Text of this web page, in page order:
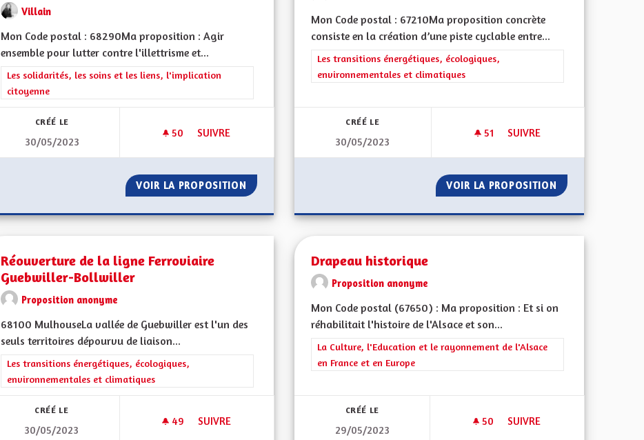
Villain
Mon Code postal : 68290Ma proposition : Agir
ensemble pour lutter contre l'illettrisme et...
Filtrer les résultats de la catégorie : Les solidarités, les soins et les liens, l'implication citoyenne
Les solidarités, les soins et les liens, l'implication
citoyenne
CRÉÉ LE
30/05/2023
50 50 ABONNÉS
SUIVRE
AGIR ENSEMBLE POUR LUTTER CONTRE L'ILLETTRISME ET L'ILLECTRONISME
VOIR LA PROPOSITION AGIR ENSEMBLE POUR LUTTER CONTRE L'ILLETTRISME ET L'ILLECTRONISME
Mon Code postal : 67210Ma proposition concrète
consiste en la création d’une piste cyclable entre...
Filtrer les résultats de la catégorie : Les transitions énergétiques,
Les transitions énergétiques, écologiques,
environnementales et climatiques
CRÉÉ LE
30/05/2023
51 51 ABONNÉS
SUIVRE
VOIR LA PROPOSITION CRÉATION
Réouverture de la ligne Ferroviaire
Guebwiller-Bollwiller
Proposition anonyme
68100 MulhouseLa vallée de Guebwiller est l'un des
seuls territoires dépourvu de liaison...
Filtrer les résultats de la catégorie : Les transitions énergétiques, écologiques, environnementales et climatiques
Les transitions énergétiques, écologiques,
environnementales et climatiques
CRÉÉ LE
30/05/2023
49 49 ABONNÉS
SUIVRE
RÉOUVERTURE DE LA LIGNE FERROVIAIRE GUEBWILLER-BOLLWILLER
Drapeau historique
Proposition anonyme
Mon Code postal (67650) : Ma proposition : Et si on
réhabilitait l'histoire de l'Alsace et son...
Filtrer les résultats de la catégorie : La Culture, l'Education et le
La Culture, l'Education et le rayonnement de l'Alsace
en France et en Europe
CRÉÉ LE
29/05/2023
50 50 ABONNÉS
SUIVRE